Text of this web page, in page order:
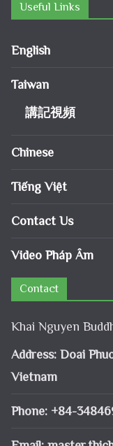
Useful Links
English
Taiwan
講記視頻
Chinese
Tiếng Việt
Contact Us
Video Pháp Âm
Contact
Khai Nguyen
Address: Doai
Vietnam
Phone: +84-